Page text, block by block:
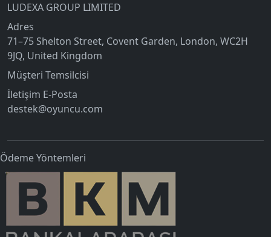
LUDEXA GROUP LIMITED
Adres
71–75 Shelton Street, Covent Garden, London, WC2H
9JQ, United Kingdom
Müşteri Temsilcisi
İletişim E-Posta
destek@oyuncu.com
Ödeme Yöntemleri